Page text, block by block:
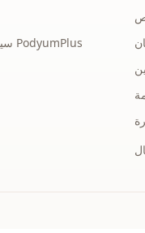
سياسة الإرجاع والاسترداد الخاصة بـ PodyumPlus